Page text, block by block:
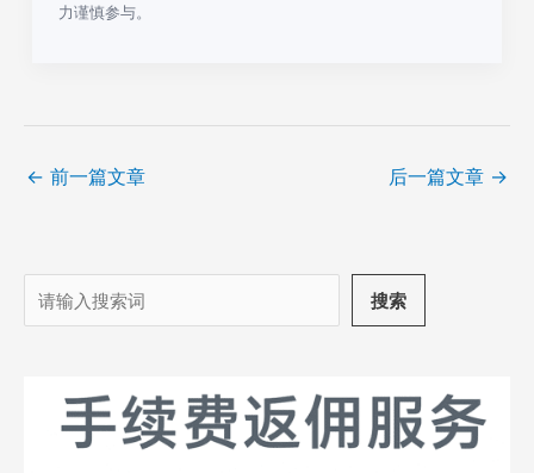
力谨慎参与。
← 前一篇文章 后一篇文章 →
搜
索
搜索